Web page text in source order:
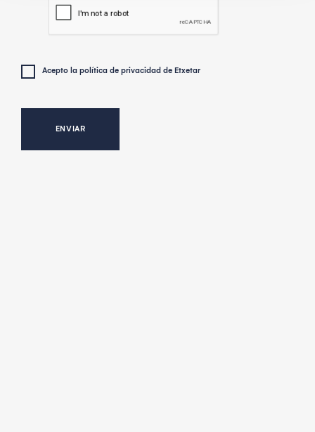
Acepto la política de privacidad de Etxetar
ENVIAR